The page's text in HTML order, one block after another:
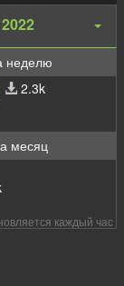
неделю
2.3k
месяц
каждый час